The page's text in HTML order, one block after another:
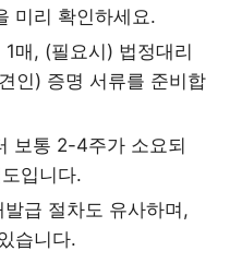
미리 확인하세요.
매, (필요시) 법정대리
인) 증명 서류를 준비합
보통 2-4주가 소요되
입니다.
발급 절차도 유사하며,
습니다.